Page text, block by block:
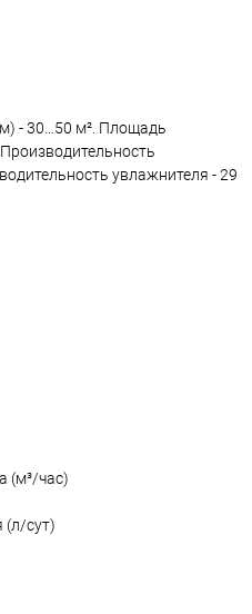
- 30…50 м². Площадь
увлажнителя - 29
(м³/час)
(л/сут)